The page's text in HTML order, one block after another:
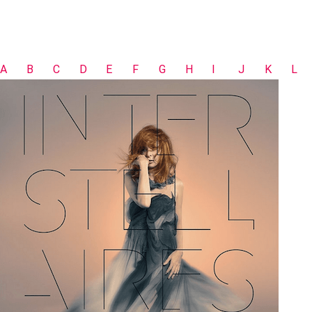
A B C D E F G H I J K L